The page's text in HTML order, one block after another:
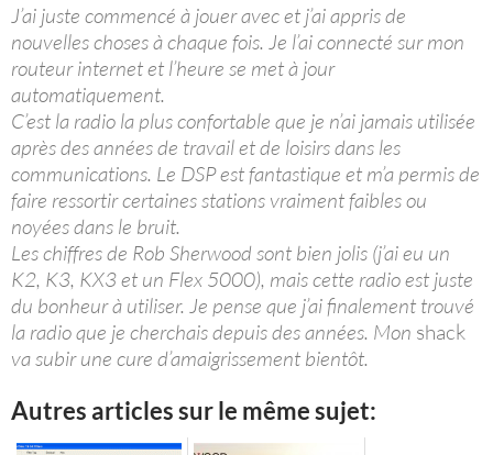
J’ai juste commencé à jouer avec et j’ai appris de
nouvelles choses à chaque fois. Je l’ai connecté sur mon
routeur internet et l’heure se met à jour
automatiquement.
C’est la radio la plus confortable que je n’ai jamais utilisée
après des années de travail et de loisirs dans les
communications. Le DSP est fantastique et m’a permis de
faire ressortir certaines stations vraiment faibles ou
noyées dans le bruit.
Les chiffres de Rob Sherwood sont bien jolis (j’ai eu un
K2, K3, KX3 et un Flex 5000), mais cette radio est juste
du bonheur à utiliser. Je pense que j’ai finalement trouvé
la radio que je cherchais depuis des années. Mon shack
va subir une cure d’amaigrissement bientôt.
Autres articles sur le même sujet: